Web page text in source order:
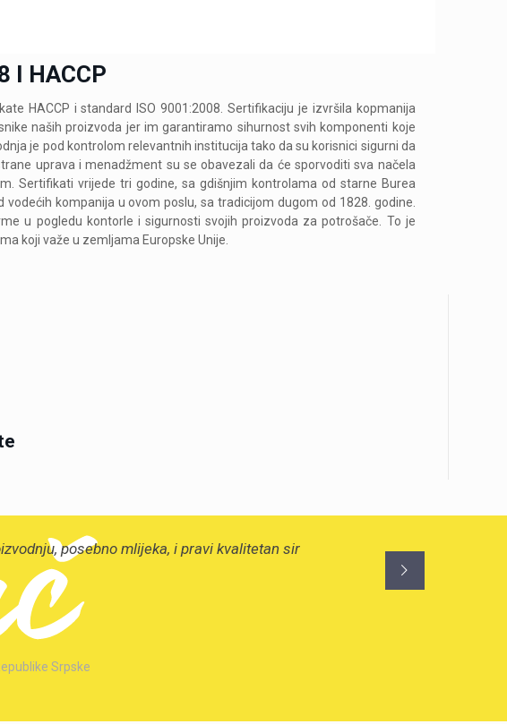
I HACCP
HACCP i standard ISO 9001:2008. Sertifikaciju je izvršila kopmanija
naših proizvoda jer im garantiramo sihurnost svih komponenti koje
je pod kontrolom relevantnih institucija tako da su korisnici sigurni da
uprava i menadžment su se obavezali da će sporvoditi sva načela
Sertifikati vrijede tri godine, sa gdišnjim kontrolama od starne Burea
kompanija u ovom poslu, sa tradicijom dugom od 1828. godine.
u pogledu kontorle i sigurnosti svojih proizvoda za potrošače. To je
koji važe u zemljama Europske Unije.
posebno mlijeka, i pravi kvalitetan sir
Srpske